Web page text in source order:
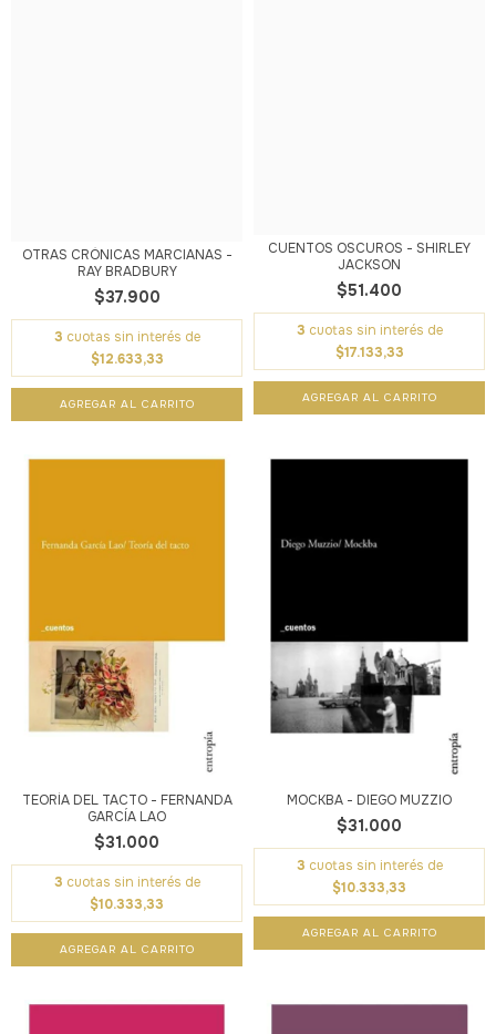
OTRAS CRÓNICAS MARCIANAS -
RAY BRADBURY
$37.900
3 cuotas sin interés de
$12.633,33
CUENTOS OSCUROS - SHIRLEY
JACKSON
$51.400
3 cuotas sin interés de
$17.133,33
TEORÍA DEL TACTO - FERNANDA
GARCÍA LAO
$31.000
3 cuotas sin interés de
$10.333,33
MOCKBA - DIEGO MUZZIO
$31.000
3 cuotas sin interés de
$10.333,33